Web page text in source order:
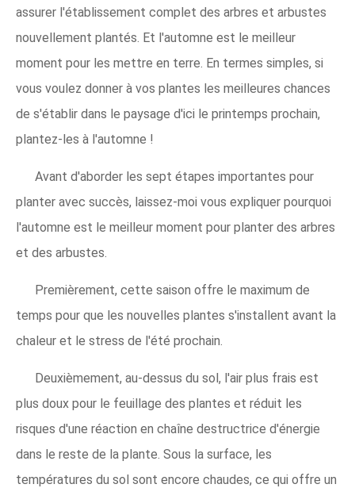
assurer l'établissement complet des arbres et arbustes
nouvellement plantés. Et l'automne est le meilleur
moment pour les mettre en terre. En termes simples, si
vous voulez donner à vos plantes les meilleures chances
de s'établir dans le paysage d'ici le printemps prochain,
plantez-les à l'automne !
Avant d'aborder les sept étapes importantes pour
planter avec succès, laissez-moi vous expliquer pourquoi
l'automne est le meilleur moment pour planter des arbres
et des arbustes.
Premièrement, cette saison offre le maximum de
temps pour que les nouvelles plantes s'installent avant la
chaleur et le stress de l'été prochain.
Deuxièmement, au-dessus du sol, l'air plus frais est
plus doux pour le feuillage des plantes et réduit les
risques d'une réaction en chaîne destructrice d'énergie
dans le reste de la plante. Sous la surface, les
températures du sol sont encore chaudes, ce qui offre un